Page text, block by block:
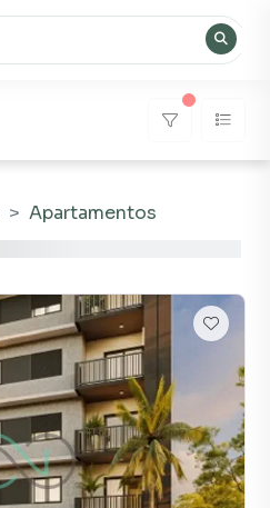
Apartamentos